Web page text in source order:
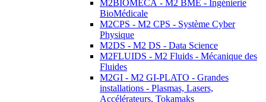
M2BIOMECA - M2 BME - Ingénierie
BioMédicale
M2CPS - M2 CPS - Système Cyber
Physique
M2DS - M2 DS - Data Science
M2FLUIDS - M2 Fluids - Mécanique des
Fluides
M2GI - M2 GI-PLATO - Grandes
installations - Plasmas, Lasers,
Accélérateurs, Tokamaks